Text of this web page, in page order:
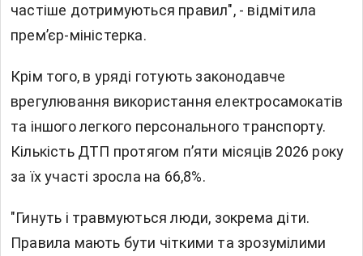
частіше дотримуються правил", - відмітила
премʼєр-міністерка.
Крім того, в уряді готують законодавче
врегулювання використання електросамокатів
та іншого легкого персонального транспорту.
Кількість ДТП протягом пʼяти місяців 2026 року
за їх участі зросла на 66,8%.
"Гинуть і травмуються люди, зокрема діти.
Правила мають бути чіткими та зрозумілими